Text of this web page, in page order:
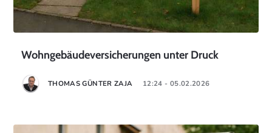
Wohngebäudeversicherungen unter Druck
THOMAS GÜNTER ZAJA 12:24 - 05.02.2026